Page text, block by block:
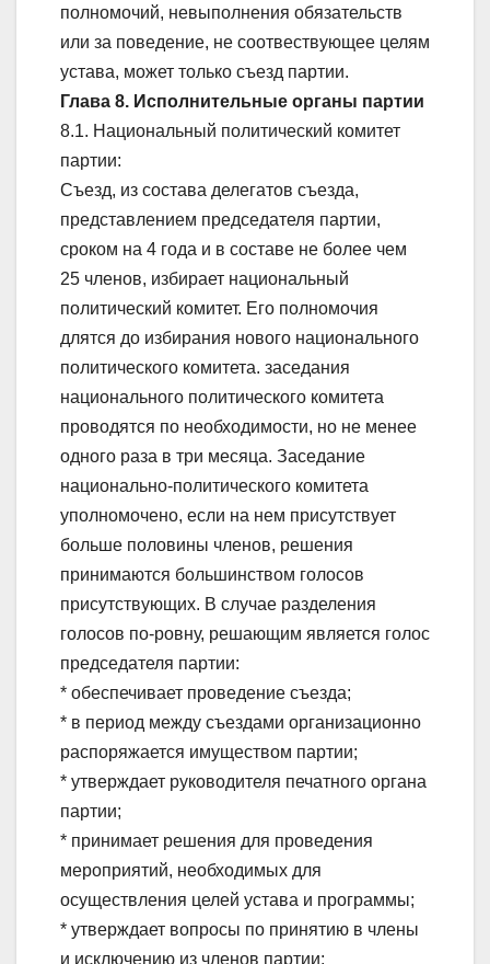
полномочий, невыполнения обязательств
или за поведение, не соотвествующее целям
устава, может только съезд партии.
Глава 8. Исполнительные органы партии
8.1. Национальный политический комитет
партии:
Съезд, из состава делегатов съезда,
представлением председателя партии,
сроком на 4 года и в составе не более чем
25 членов, избирает национальный
политический комитет. Его полномочия
длятся до избирания нового национального
политического комитета. заседания
национального политического комитета
проводятся по необходимости, но не менее
одного раза в три месяца. Заседание
национально-политического комитета
уполномочено, если на нем присутствует
больше половины членов, решения
принимаются большинством голосов
присутствующих. В случае разделения
голосов по-ровну, решающим является голос
председателя партии:
* обеспечивает проведение съезда;
* в период между съездами организационно
распоряжается имуществом партии;
* утверждает руководителя печатного органа
партии;
* принимает решения для проведения
мероприятий, необходимых для
осуществления целей устава и программы;
* утверждает вопросы по принятию в члены
и исключению из членов партии;